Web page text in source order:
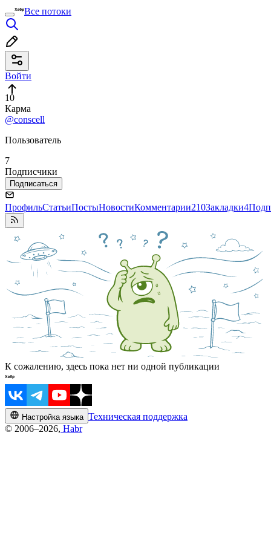
Все потоки
Войти
10
Карма
@conscell
Пользователь
7
Подписчики
Подписаться
ПрофильСтатьиПостыНовостиКомментарии210Закладки4
К сожалению, здесь пока нет ни одной публикации
Настройка языка Техническая поддержка
© 2006–2026, Habr